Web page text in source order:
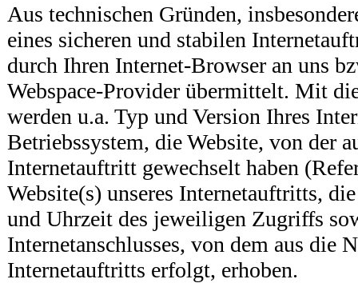
Aus technischen Gründen,
eines sicheren und stabilen
durch Ihren Internet-Browser an uns
Webspace-Provider übermittelt. Mit
werden u.a. Typ und Version Ihres
Betriebssystem, die Website, von der
Internetauftritt gewechselt haben
Website(s) unseres Internetauftritts,
und Uhrzeit des jeweiligen Zugriffs
Internetanschlusses, von dem aus die
Internetauftritts erfolgt, erhoben.